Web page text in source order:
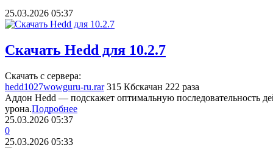
25.03.2026 05:37
Скачать Hedd для 10.2.7
Скачать с сервера:
hedd1027wowguru-ru.rar 315 Кбскачан 222 раза
Аддон Hedd — подскажет оптимальную последовательность
урона.Подробнее
25.03.2026 05:37
0
25.03.2026 05:33